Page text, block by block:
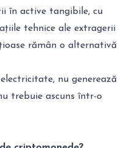
în active tangibile, cu
tehnice ale extragerii
rămân o alternativă
nu generează
trebuie ascuns într-o